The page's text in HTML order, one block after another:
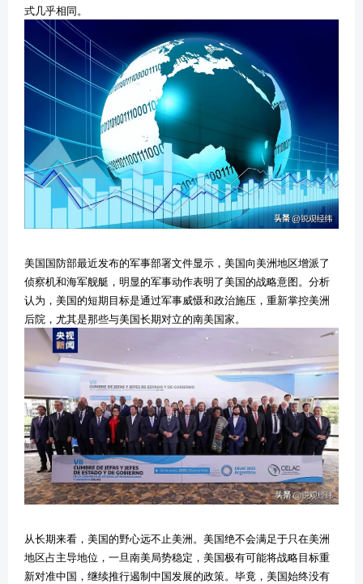
式几乎相同。
美国国防部最近发布的军事部署文件显示，美国向美洲地区增派了
侦察机和海军舰艇，明显的军事动作表明了美国的战略意图。分析
认为，美国的短期目标是通过军事威慑和政治施压，重新掌控美洲
后院，尤其是那些与美国长期对立的南美国家。
从长期来看，美国的野心远不止美洲。美国绝不会满足于只在美洲
地区占主导地位，一旦南美局势稳定，美国极有可能将战略目标重
新对准中国，继续推行遏制中国发展的政策。毕竟，美国始终没有